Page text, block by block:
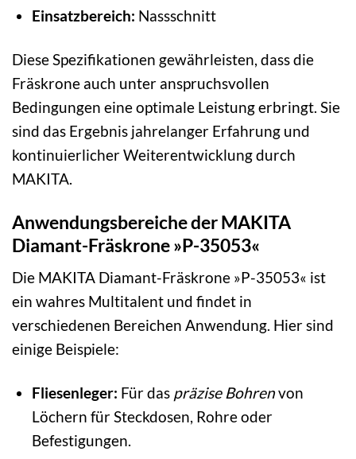
Einsatzbereich: Nassschnitt
Diese Spezifikationen gewährleisten, dass die
Fräskrone auch unter anspruchsvollen
Bedingungen eine optimale Leistung erbringt. Sie
sind das Ergebnis jahrelanger Erfahrung und
kontinuierlicher Weiterentwicklung durch
MAKITA.
Anwendungsbereiche der MAKITA
Diamant-Fräskrone »P-35053«
Die MAKITA Diamant-Fräskrone »P-35053« ist
ein wahres Multitalent und findet in
verschiedenen Bereichen Anwendung. Hier sind
einige Beispiele:
Fliesenleger: Für das präzise Bohrenvon
Löchern für Steckdosen, Rohre oder
Befestigungen.